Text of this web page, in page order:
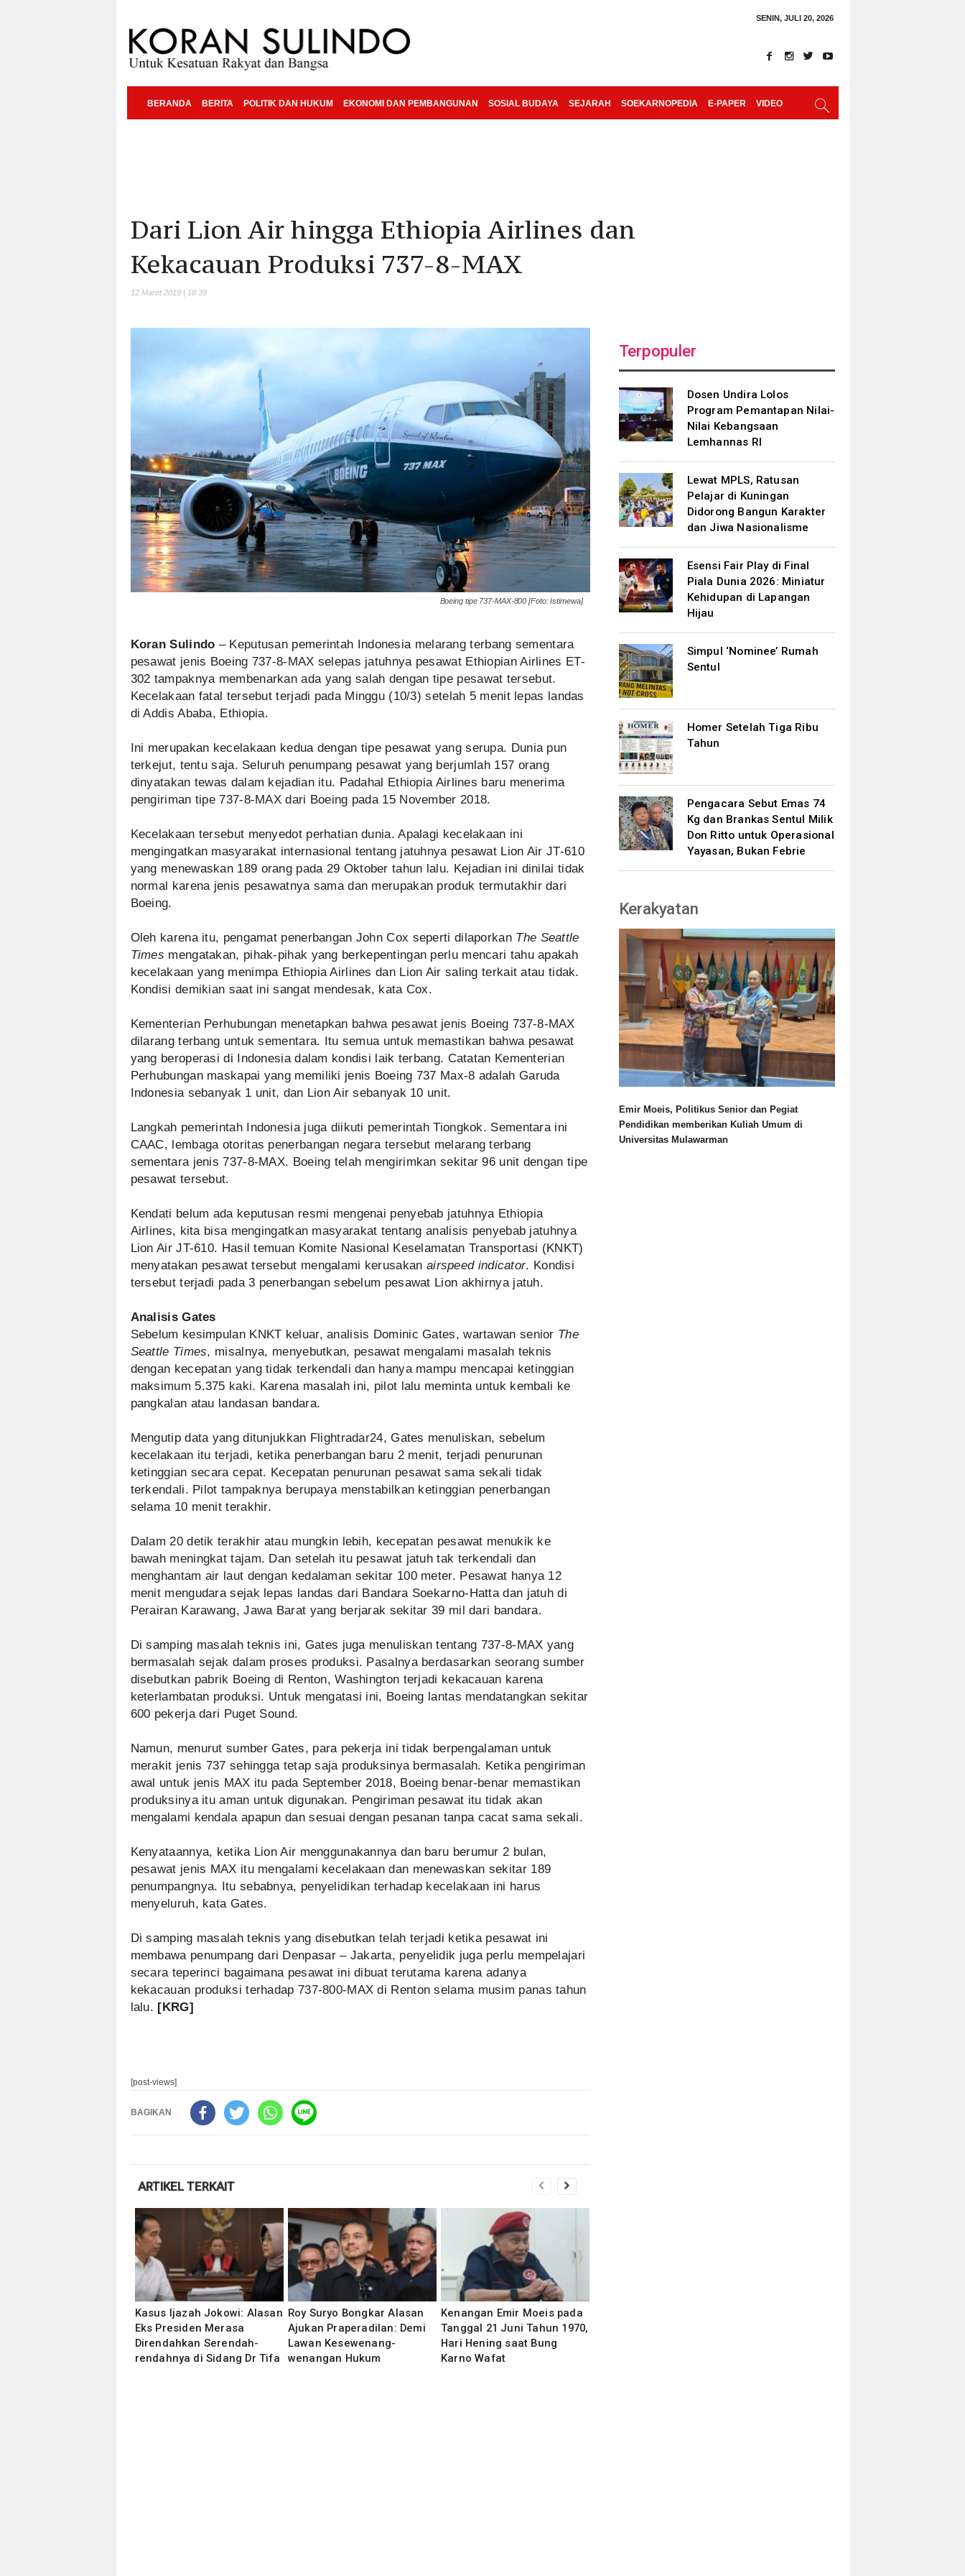
SENIN, JULI 20, 2026
BERANDA BERITA POLITIK DAN HUKUM EKONOMI DAN PEMBANGUNAN SOSIAL BUDAYA SEJARAH SOEKARNOPEDIA E-PAPER VIDEO
Dari Lion Air hingga Ethiopia Airlines dan
Kekacauan Produksi 737-8-MAX
12 Maret 2019 | 18:39
Boeing tipe 737-MAX-800 [Foto: Istimewa]
Koran Sulindo – Keputusan pemerintah Indonesia melarang terbang sementara
pesawat jenis Boeing 737-8-MAX selepas jatuhnya pesawat Ethiopian Airlines ET-
302 tampaknya membenarkan ada yang salah dengan tipe pesawat tersebut.
Kecelakaan fatal tersebut terjadi pada Minggu (10/3) setelah 5 menit lepas landas
di Addis Ababa, Ethiopia.
Ini merupakan kecelakaan kedua dengan tipe pesawat yang serupa. Dunia pun
terkejut, tentu saja. Seluruh penumpang pesawat yang berjumlah 157 orang
dinyatakan tewas dalam kejadian itu. Padahal Ethiopia Airlines baru menerima
pengiriman tipe 737-8-MAX dari Boeing pada 15 November 2018.
Kecelakaan tersebut menyedot perhatian dunia. Apalagi kecelakaan ini
mengingatkan masyarakat internasional tentang jatuhnya pesawat Lion Air JT-610
yang menewaskan 189 orang pada 29 Oktober tahun lalu. Kejadian ini dinilai tidak
normal karena jenis pesawatnya sama dan merupakan produk termutakhir dari
Boeing.
Oleh karena itu, pengamat penerbangan John Cox seperti dilaporkan The Seattle
Times mengatakan, pihak-pihak yang berkepentingan perlu mencari tahu apakah
kecelakaan yang menimpa Ethiopia Airlines dan Lion Air saling terkait atau tidak.
Kondisi demikian saat ini sangat mendesak, kata Cox.
Kementerian Perhubungan menetapkan bahwa pesawat jenis Boeing 737-8-MAX
dilarang terbang untuk sementara. Itu semua untuk memastikan bahwa pesawat
yang beroperasi di Indonesia dalam kondisi laik terbang. Catatan Kementerian
Perhubungan maskapai yang memiliki jenis Boeing 737 Max-8 adalah Garuda
Indonesia sebanyak 1 unit, dan Lion Air sebanyak 10 unit.
Langkah pemerintah Indonesia juga diikuti pemerintah Tiongkok. Sementara ini
CAAC, lembaga otoritas penerbangan negara tersebut melarang terbang
sementara jenis 737-8-MAX. Boeing telah mengirimkan sekitar 96 unit dengan tipe
pesawat tersebut.
Kendati belum ada keputusan resmi mengenai penyebab jatuhnya Ethiopia
Airlines, kita bisa mengingatkan masyarakat tentang analisis penyebab jatuhnya
Lion Air JT-610. Hasil temuan Komite Nasional Keselamatan Transportasi (KNKT)
menyatakan pesawat tersebut mengalami kerusakan airspeed indicator. Kondisi
tersebut terjadi pada 3 penerbangan sebelum pesawat Lion akhirnya jatuh.
Analisis Gates
Sebelum kesimpulan KNKT keluar, analisis Dominic Gates, wartawan senior The
Seattle Times, misalnya, menyebutkan, pesawat mengalami masalah teknis
dengan kecepatan yang tidak terkendali dan hanya mampu mencapai ketinggian
maksimum 5.375 kaki. Karena masalah ini, pilot lalu meminta untuk kembali ke
pangkalan atau landasan bandara.
Mengutip data yang ditunjukkan Flightradar24, Gates menuliskan, sebelum
kecelakaan itu terjadi, ketika penerbangan baru 2 menit, terjadi penurunan
ketinggian secara cepat. Kecepatan penurunan pesawat sama sekali tidak
terkendali. Pilot tampaknya berupaya menstabilkan ketinggian penerbangan
selama 10 menit terakhir.
Dalam 20 detik terakhir atau mungkin lebih, kecepatan pesawat menukik ke
bawah meningkat tajam. Dan setelah itu pesawat jatuh tak terkendali dan
menghantam air laut dengan kedalaman sekitar 100 meter. Pesawat hanya 12
menit mengudara sejak lepas landas dari Bandara Soekarno-Hatta dan jatuh di
Perairan Karawang, Jawa Barat yang berjarak sekitar 39 mil dari bandara.
Di samping masalah teknis ini, Gates juga menuliskan tentang 737-8-MAX yang
bermasalah sejak dalam proses produksi. Pasalnya berdasarkan seorang sumber
disebutkan pabrik Boeing di Renton, Washington terjadi kekacauan karena
keterlambatan produksi. Untuk mengatasi ini, Boeing lantas mendatangkan sekitar
600 pekerja dari Puget Sound.
Namun, menurut sumber Gates, para pekerja ini tidak berpengalaman untuk
merakit jenis 737 sehingga tetap saja produksinya bermasalah. Ketika pengiriman
awal untuk jenis MAX itu pada September 2018, Boeing benar-benar memastikan
produksinya itu aman untuk digunakan. Pengiriman pesawat itu tidak akan
mengalami kendala apapun dan sesuai dengan pesanan tanpa cacat sama sekali.
Kenyataannya, ketika Lion Air menggunakannya dan baru berumur 2 bulan,
pesawat jenis MAX itu mengalami kecelakaan dan menewaskan sekitar 189
penumpangnya. Itu sebabnya, penyelidikan terhadap kecelakaan ini harus
menyeluruh, kata Gates.
Di samping masalah teknis yang disebutkan telah terjadi ketika pesawat ini
membawa penumpang dari Denpasar – Jakarta, penyelidik juga perlu mempelajari
secara teperinci bagaimana pesawat ini dibuat terutama karena adanya
kekacauan produksi terhadap 737-800-MAX di Renton selama musim panas tahun
lalu. [KRG]
[post-views]
BAGIKAN
ARTIKEL TERKAIT
Kasus Ijazah Jokowi: Alasan
Eks Presiden Merasa
Direndahkan Serendah-
rendahnya di Sidang Dr Tifa
Roy Suryo Bongkar Alasan
Ajukan Praperadilan: Demi
Lawan Kesewenang-
wenangan Hukum
Kenangan Emir Moeis pada
Tanggal 21 Juni Tahun 1970,
Hari Hening saat Bung
Karno Wafat
Terpopuler
Dosen Undira Lolos
Program Pemantapan Nilai-
Nilai Kebangsaan
Lemhannas RI
Lewat MPLS, Ratusan
Pelajar di Kuningan
Didorong Bangun Karakter
dan Jiwa Nasionalisme
Esensi Fair Play di Final
Piala Dunia 2026: Miniatur
Kehidupan di Lapangan
Hijau
Simpul ‘Nominee’ Rumah
Sentul
Homer Setelah Tiga Ribu
Tahun
Pengacara Sebut Emas 74
Kg dan Brankas Sentul Milik
Don Ritto untuk Operasional
Yayasan, Bukan Febrie
Kerakyatan
Emir Moeis, Politikus Senior dan Pegiat
Pendidikan memberikan Kuliah Umum di
Universitas Mulawarman